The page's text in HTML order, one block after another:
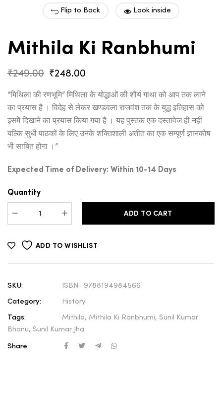
Flip to Back Look inside
Mithila Ki Ranbhumi
₹249.00 Original
was:
₹249.00.
₹248.00
is:
₹248.00.
“मिथिला की रणभूमि” मिथिला के योद्धाओं की शौर्य गाथा को आप तक लाने
का प्रयास है । विदेह से लेकर खण्डवला राजवंश तक के युद्ध इतिहास को
इसमें दिखाने का प्रयास किया गया है । यह पुस्तक एक दस्तावेज ही नहीं
बल्कि सुधी पाठकों के लिए उनके शक्तिशाली अतीत का एक सम्पूर्ण ज्ञानकोष
भी साबित होगा ।”
Expected Time of Delivery: Within 10-14 Days
Quantity
ADD TO CART
ADD TO WISHLIST
SKU:
ISBN- 9788194984566
Category:
History
Tags:
Mithila, Mithila Ki Ranbhumi, Sunil Kumar
Bhanu, Sunil Kumar Jha
Share: